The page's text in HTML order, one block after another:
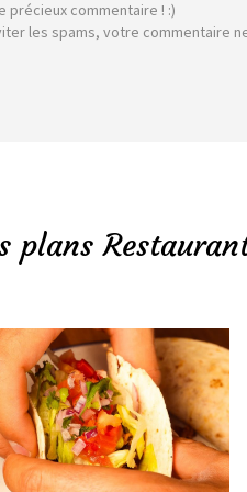
précieux commentaire ! :)
les spams, votre commentaire
plans